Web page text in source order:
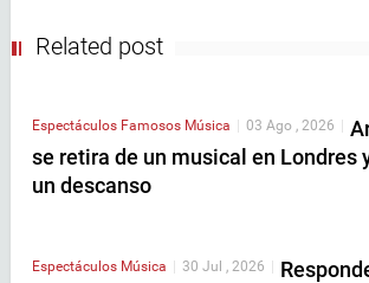
Related post
Espectáculos Famosos Música 03 Ago , 2026
se retira de un musical en Londres
un descanso
Espectáculos Música | 30 Jul , 2026 |